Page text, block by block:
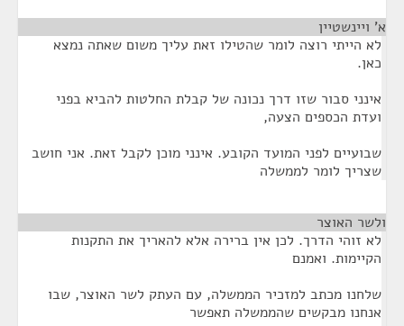
א' ויינשטיין
לא הייתי רוצה לומר שהטילו זאת עליך משום שאתה נמצא
כאן.
אינני סבור שזו דרך נכונה של קבלת החלטות להביא בפני
ועדת הכספים הצעה,
שבועיים לפני המועד הקובע. אינני מוכן לקבל זאת. אני חושב
שצריך לומר לממשלה
ולשר האוצר
לא זוהי הדרך. לכן אין ברירה אלא להאריך את התקנות
הקיימות. ואמנם
שלחנו מכתב למזכיר הממשלה, עם העתק לשר האוצר, שבו
אנחנו מבקשים שהממשלה תאפשר